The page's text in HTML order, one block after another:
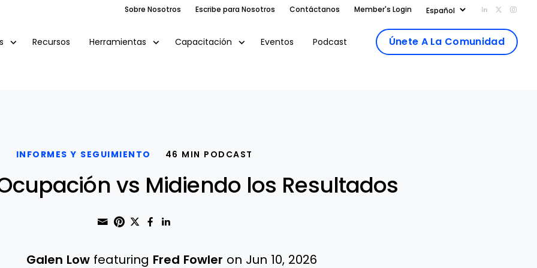
Sobre Nosotros Escribe para Nosotros Contáctanos Member's Login Add us on
Follow
Recursos Herramientas Capacitación Eventos Podcast Únete A La Comunidad
Share
INFORMES Y SEGUIMIENTO 46 MIN PODCAST
vs Midiendo los Resultados
Share through Email
Print this page
Share on Pinterest
Share on Twitter
Share on Facebook
Galen Lowfeaturing Fred Fowler on Jun 10, 2026